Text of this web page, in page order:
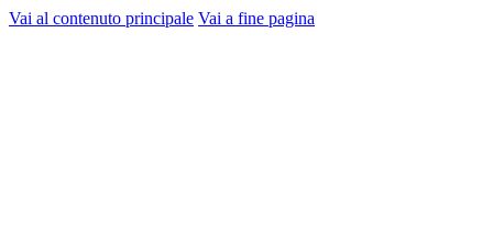
Vai al contenuto principale Vai a fine pagina